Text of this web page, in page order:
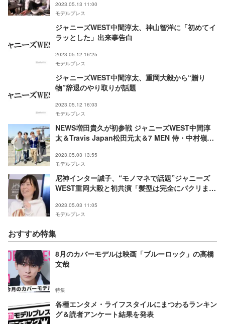
2023.05.13 11:00
モデルプレス
ジャニーズWEST中間淳太、神山智洋に「初めてイ
ラッとした」出来事告白
2023.05.12 16:25
モデルプレス
ジャニーズWEST中間淳太、重岡大毅から“贈り
物”辞退のやり取りが話題
2023.05.12 16:03
モデルプレス
NEWS増田貴久が初参戦 ジャニーズWEST中間淳
太＆Travis Japan松田元太＆7 MEN 侍・中村嶺亜
2023.05.03 13:55
モデルプレス
尼神インター誠子、“モノマネで話題”ジャニーズ
WEST重岡大毅と初共演「髪型は完全にパクリまし
2023.05.03 11:05
モデルプレス
おすすめ特集
8月のカバーモデルは映画「ブルーロック」の高橋
文哉
特集
各種エンタメ・ライフスタイルにまつわるランキン
グ＆読者アンケート結果を発表